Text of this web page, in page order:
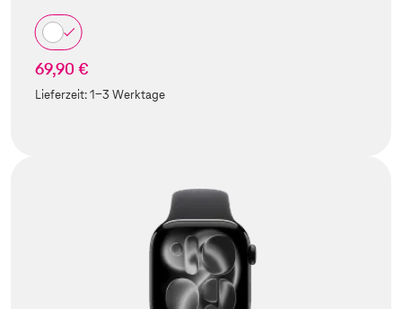
69,90 €
Lieferzeit:1-3 Werktage